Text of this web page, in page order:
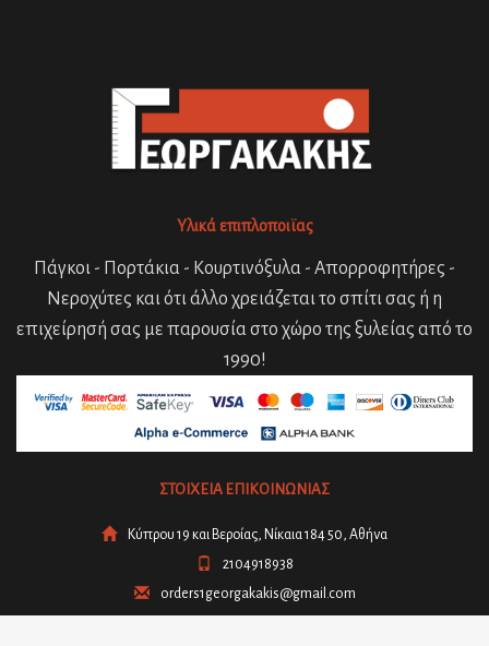
Υλικά επιπλοποιϊας
Πάγκοι - Πορτάκια - Κουρτινόξυλα - Απορροφητήρες -
Νεροχύτες και ότι άλλο χρειάζεται το σπίτι σας ή η
επιχείρησή σας με παρουσία στο χώρο της ξυλείας από το
1990!
ΣΤΟΙΧΕΙΑ ΕΠΙΚΟΙΝΩΝΙΑΣ
Κύπρου 19 και Βεροίας, Νίκαια 184 50, Αθήνα
2104918938
orders1georgakakis@gmail.com